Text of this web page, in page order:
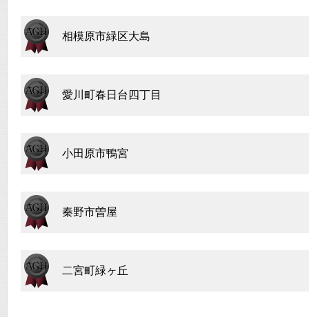
相模原市緑区大島
愛川町春日台四丁目
小田原市鴨宮
秦野市曽屋
二宮町緑ヶ丘